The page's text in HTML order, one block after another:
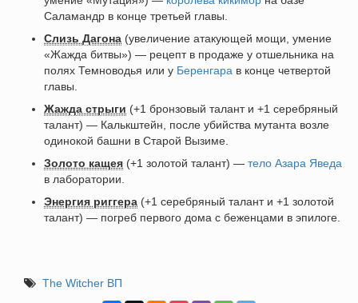
Саламандр в конце третьей главы.
Слизь Дагона (увеличение атакующей мощи, умение
«Жажда битвы») — рецепт в продаже у отшельника на
полях Темноводья или у Беренгара в конце четвертой
главы.
Жажда стрыги (+1 бронзовый талант и +1 серебряный
талант) — Калькштейн, после убийства мутанта возле
одинокой башни в Старой Вызиме.
Золото кащея (+1 золотой талант) — тело Азара Яведа
в лаборатории.
Энергия риггера (+1 серебряный талант и +1 золотой
талант) — погреб первого дома с беженцами в эпилоге.
The Witcher ВП